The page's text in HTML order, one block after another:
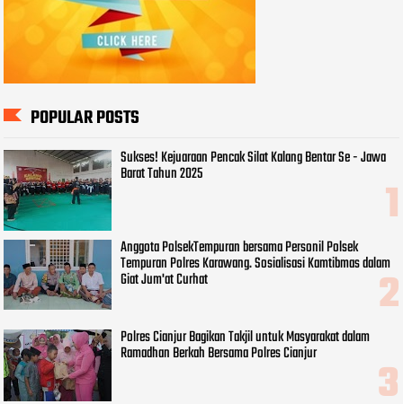
POPULAR POSTS
Sukses! Kejuaraan Pencak Silat Kalang Bentar Se - Jawa
Barat Tahun 2025
Anggota PolsekTempuran bersama Personil Polsek
Tempuran Polres Karawang. Sosialisasi Kamtibmas dalam
Giat Jum'at Curhat
Polres Cianjur Bagikan Takjil untuk Masyarakat dalam
Ramadhan Berkah Bersama Polres Cianjur